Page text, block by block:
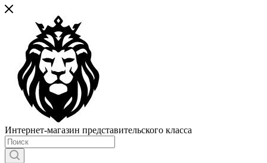
Интернет-магазин представительского класса